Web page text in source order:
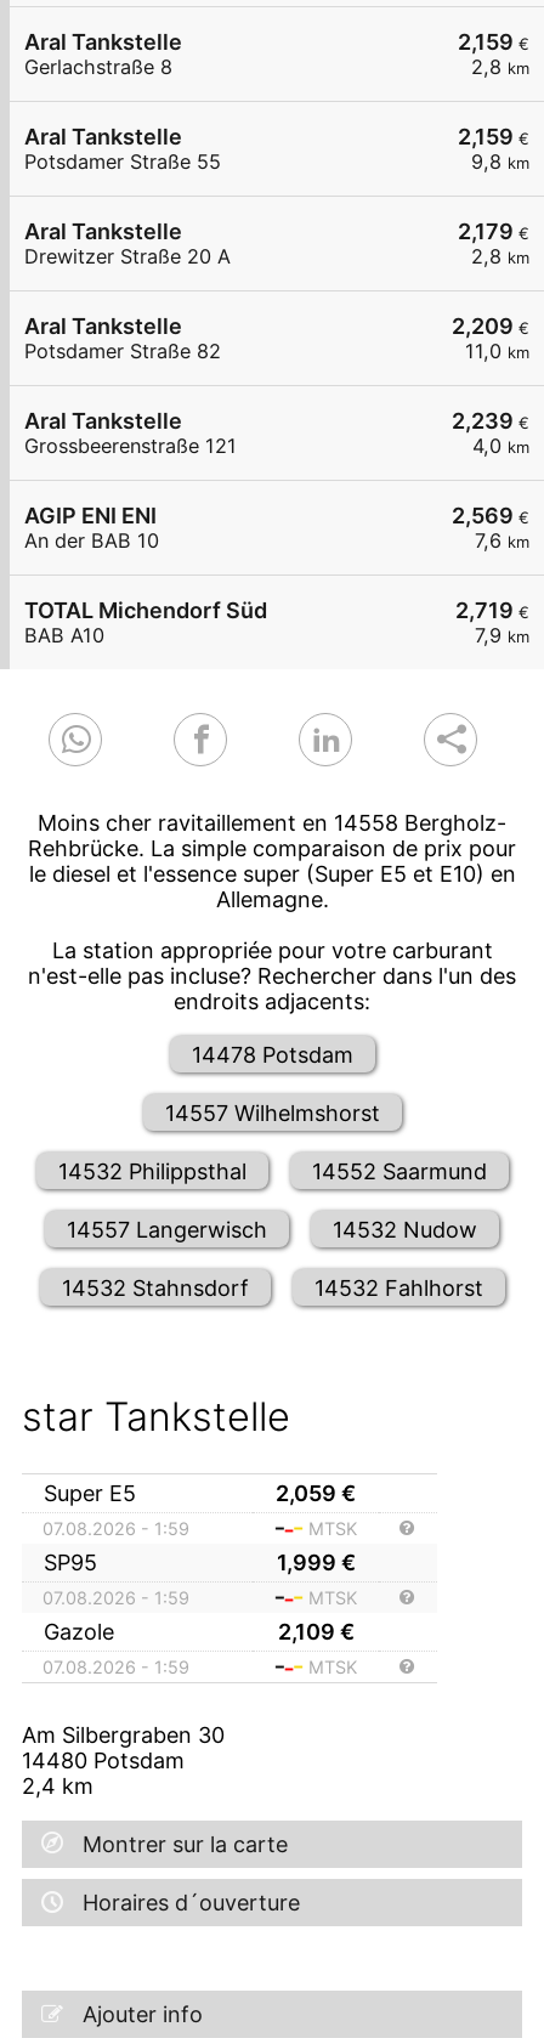
2,159 €
2,8 km
Aral Tankstelle
Gerlachstraße 8
2,159 €
9,8 km
Aral Tankstelle
Potsdamer Straße 55
2,179 €
2,8 km
Aral Tankstelle
Drewitzer Straße 20 A
2,209 €
11,0 km
Aral Tankstelle
Potsdamer Straße 82
2,239 €
4,0 km
Aral Tankstelle
Grossbeerenstraße 121
2,569 €
7,6 km
AGIP ENI ENI
An der BAB 10
2,719 €
7,9 km
TOTAL Michendorf Süd
BAB A10
Moins cher ravitaillement en 14558 Bergholz-
Rehbrücke. La simple comparaison de prix pour
le diesel et l'essence super (Super E5 et E10) en
Allemagne.
La station appropriée pour votre carburant
n'est-elle pas incluse? Rechercher dans l'un des
endroits adjacents:
14478 Potsdam
14557 Wilhelmshorst
14532 Philippsthal 14552 Saarmund
14557 Langerwisch 14532 Nudow
14532 Stahnsdorf 14532 Fahlhorst
star Tankstelle
Super E5 2,059 €
07.08.2026 - 1:59 MTSK
SP95 1,999 €
07.08.2026 - 1:59 MTSK
Gazole 2,109 €
07.08.2026 - 1:59 MTSK
Am Silbergraben 30
14480 Potsdam
2,4 km
Montrer sur la carte
Horaires d´ouverture
Ajouter info